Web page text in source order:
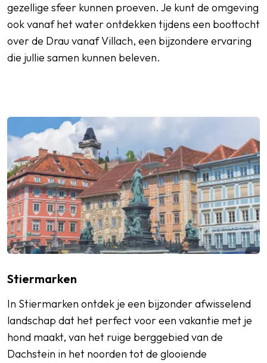
gezellige sfeer kunnen proeven. Je kunt de omgeving
ook vanaf het water ontdekken tijdens een boottocht
over de Drau vanaf Villach, een bijzondere ervaring
die jullie samen kunnen beleven.
Stiermarken
In Stiermarken ontdek je een bijzonder afwisselend
landschap dat het perfect voor een vakantie met je
hond maakt, van het ruige berggebied van de
Dachstein in het noorden tot de glooiende